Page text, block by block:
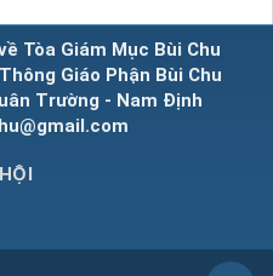
Tòa Giám Mục Bùi Chu
Giáo Phận Bùi Chu
Trường - Nam Định